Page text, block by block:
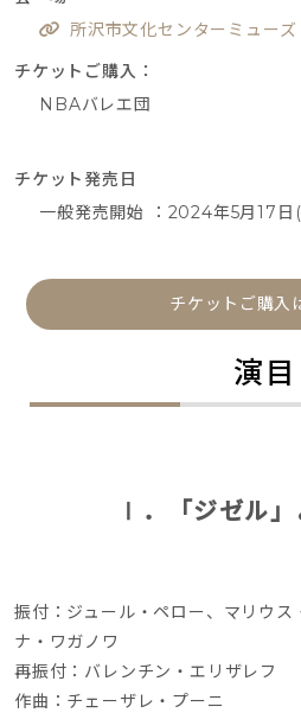
所沢市文化センターミュー
チケットご購入：
NBAバレエ団
チケット発売日
一般発売開始 ：2024年5月17
チケットご購入
演目
Ⅰ．「ジゼル
振付：ジュール・ペロー、マリウス
ナ・ワガノワ
再振付：バレンチン・エリザレフ
作曲：チェーザレ・プーニ